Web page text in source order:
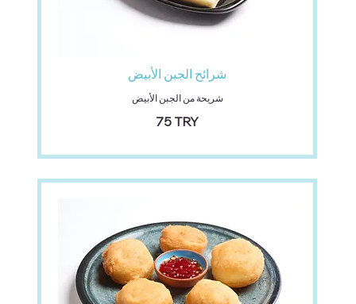
شرائح الجبن الأبيض
شريحة من الجبن الأبيض
‏75 TRY